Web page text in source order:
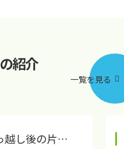
紹介
一覧を見る
越し後の片…